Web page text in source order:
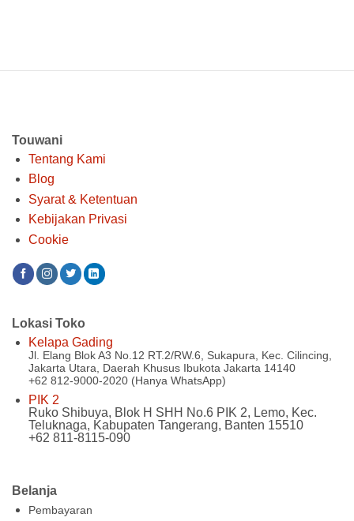
Touwani
Tentang Kami
Blog
Syarat & Ketentuan
Kebijakan Privasi
Cookie
Belanja
Pembayaran
Lokasi Toko
Kelapa Gading
Jl. Elang Blok A3 No.12 RT.2/RW.6, Sukapura, Kec. Cilincing,
Jakarta Utara, Daerah Khusus Ibukota Jakarta 14140
+62 812-9000-2020 (Hanya WhatsApp)
PIK 2
Ruko Shibuya, Blok H SHH No.6 PIK 2, Lemo, Kec.
Teluknaga, Kabupaten Tangerang, Banten 15510
+62 811-8115-090